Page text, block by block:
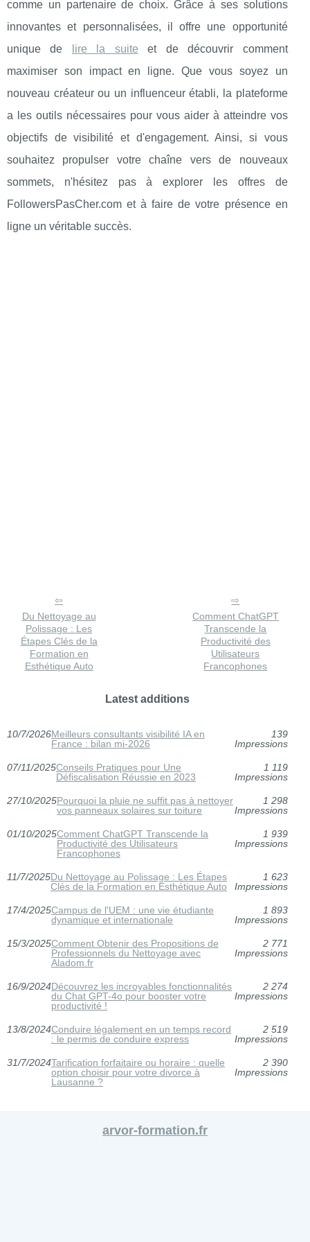
comme un partenaire de choix. Grâce à ses solutions
innovantes et personnalisées, il offre une opportunité
unique de
lire la suite et de découvrir comment
maximiser son impact en ligne. Que vous soyez un
nouveau créateur ou un influenceur établi, la plateforme
a les outils nécessaires pour vous aider à atteindre vos
objectifs de visibilité et d'engagement. Ainsi, si vous
souhaitez propulser votre chaîne vers de nouveaux
sommets, n'hésitez pas à explorer les offres de
FollowersPasCher.com et à faire de votre présence en
ligne un véritable succès.
Du Nettoyage au
Polissage : Les
Étapes Clés de la
Formation en
Esthétique Auto
Comment ChatGPT
Transcende la
Productivité des
Utilisateurs
Francophones
Latest additions
10/7/2026Meilleurs consultants visibilité IA en
France : bilan mi-2026
139
Impressions
07/11/2025Conseils Pratiques pour Une
Défiscalisation Réussie en 2023
1 119
Impressions
27/10/2025Pourquoi la pluie ne suffit pas à nettoyer
vos panneaux solaires sur toiture
1 298
Impressions
01/10/2025Comment ChatGPT Transcende la
Productivité des Utilisateurs
Francophones
1 939
Impressions
11/7/2025Du Nettoyage au Polissage : Les Étapes
Clés de la Formation en Esthétique Auto
1 623
Impressions
17/4/2025Campus de l'UEM : une vie étudiante
dynamique et internationale
1 893
Impressions
15/3/2025Comment Obtenir des Propositions de
Professionnels du Nettoyage avec
Aladom.fr
2 771
Impressions
16/9/2024Découvrez les incroyables fonctionnalités
du Chat GPT-4o pour booster votre
productivité !
2 274
Impressions
13/8/2024Conduire légalement en un temps record
: le permis de conduire express
2 519
Impressions
31/7/2024Tarification forfaitaire ou horaire : quelle
option choisir pour votre divorce à
Lausanne ?
2 390
Impressions
arvor-formation.fr